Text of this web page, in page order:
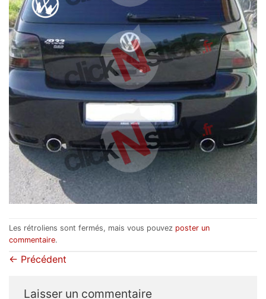
Les rétroliens sont fermés, mais vous pouvez poster un
commentaire.
← Précédent
Laisser un commentaire